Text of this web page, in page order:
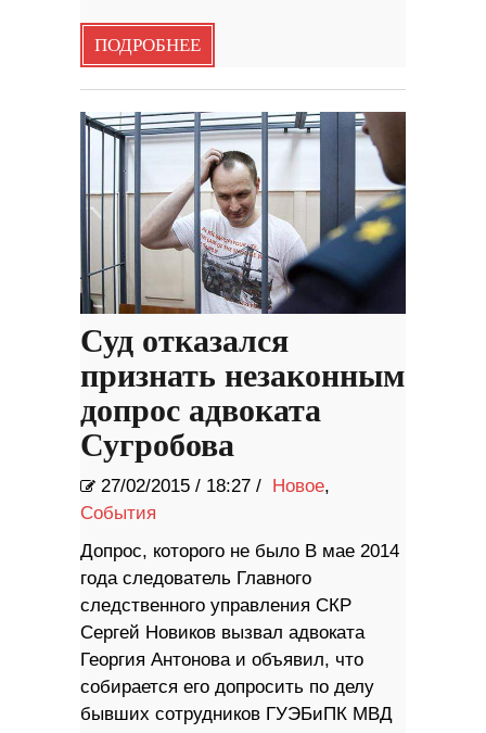
ПОДРОБНЕЕ
Суд отказался
признать незаконным
допрос адвоката
Сугробова
27/02/2015 / 18:27 / Новое,
События
Допрос, которого не было В мае 2014
года следователь Главного
следственного управления СКР
Сергей Новиков вызвал адвоката
Георгия Антонова и объявил, что
собирается его допросить по делу
бывших сотрудников ГУЭБиПК МВД